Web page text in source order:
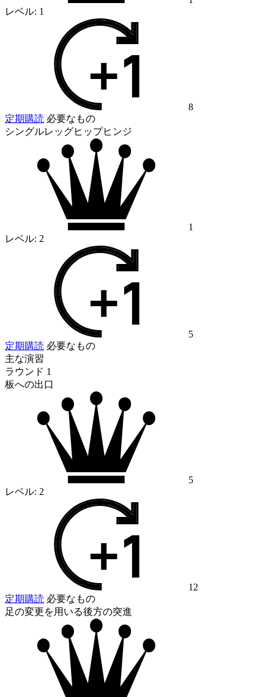
レベル: 1
8
定期購読 必要なもの
シングルレッグヒップヒンジ
1
レベル: 2
5
定期購読 必要なもの
主な演習
ラウンド 1
板への出口
5
レベル: 2
12
定期購読 必要なもの
足の変更を用いる後方の突進